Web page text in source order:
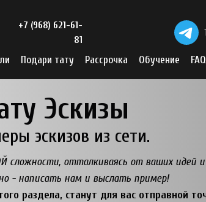
+7 (968) 621-61-
81
Подари тату Рассрочка Обучение FAQ
эскизов из сети.
сложности, отталкиваясь от ваших идей
- написать нам и выслать пример!
раздела, станут для вас отправной
Эскизы